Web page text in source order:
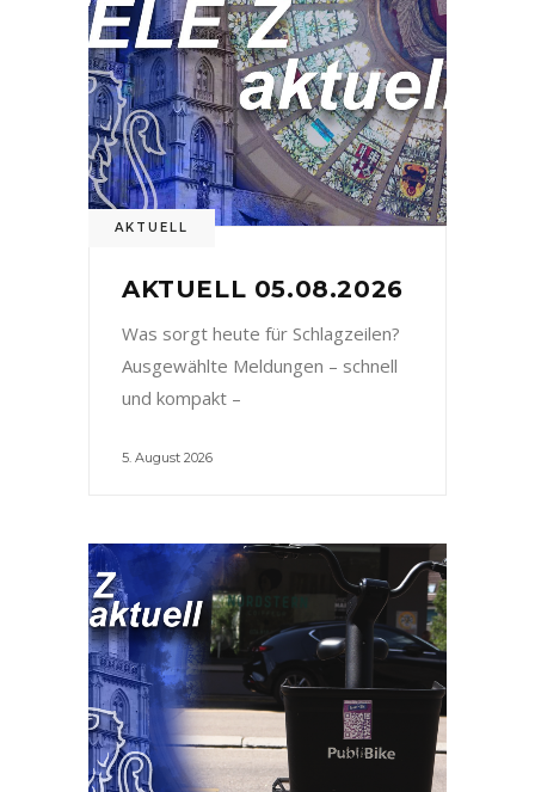
AKTUELL
AKTUELL 05.08.2026
Was sorgt heute für Schlagzeilen?
Ausgewählte Meldungen – schnell
und kompakt –
5. August 2026